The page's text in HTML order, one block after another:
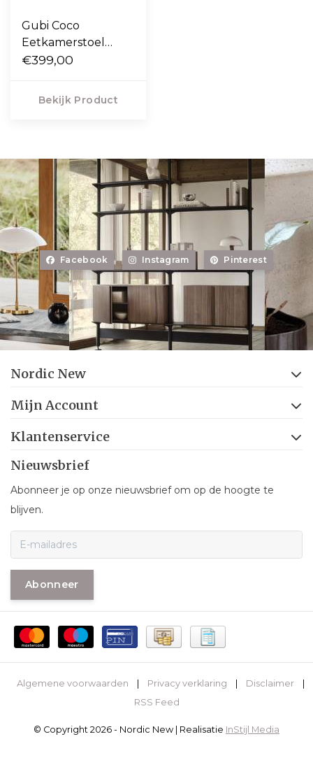
Gubi Coco
Eetkamerstoel
houten varianten
€399,00
Bekijk Product
Facebook Instagram Pinterest
Nordic New
Mijn Account
Klantenservice
Nieuwsbrief
Abonneer je op onze nieuwsbrief om op de hoogte te
blijven.
Abonneer
Algemene voorwaarden Privacy verklaring Disclaimer
RSS Feed
© Copyright 2026 - Nordic New | Realisatie InStijl Media